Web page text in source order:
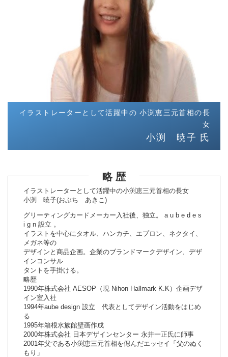
イラストレーターとして活躍中の 小渕恵三元首相の長
女
小渕 暁子 氏
略 歴
イラストレーターとして活躍中の小渕恵三元首相の長女
小渕 暁子(おぶち あきこ)
グリーティングカードメーカー入社後、独立。 a u b e d e s
i g n 設立 。
イラストを中心にタオル、ハンカチ、エプロン、ネクタイ、
メガネ等の
デザインと商品企画。企業のブランドマークデザイン、デザ
インコンサル
タントを手掛ける。
略歴
1990年株式会社 AESOP（現 Nihon Hallmark K.K）企画デザ
イン室入社
1994年aube design 設立 代表としてデザイン活動をはじめ
る
1995年箱根水族館壁画作成
2000年株式会社 日本デザインセンター 永井一正氏に師事
2001年父である小渕恵三元首相を偲んだエッセイ「父のぬく
もり」